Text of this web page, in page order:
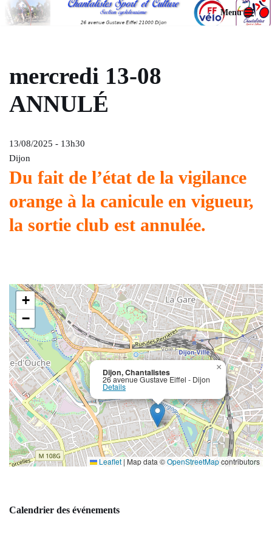
Menu
mercredi 13-08
ANNULÉ
13/08/2025 - 13h30
Dijon
Du fait de l’état de la vigilance
orange à la canicule en vigueur,
la sortie club est annulée.
Dijon, Chantalistes
26 avenue Gustave Eiffel - Dijon
Details
×
+
−
Leaflet | Map data ©OpenStreetMapcontributors
Calendrier des événements